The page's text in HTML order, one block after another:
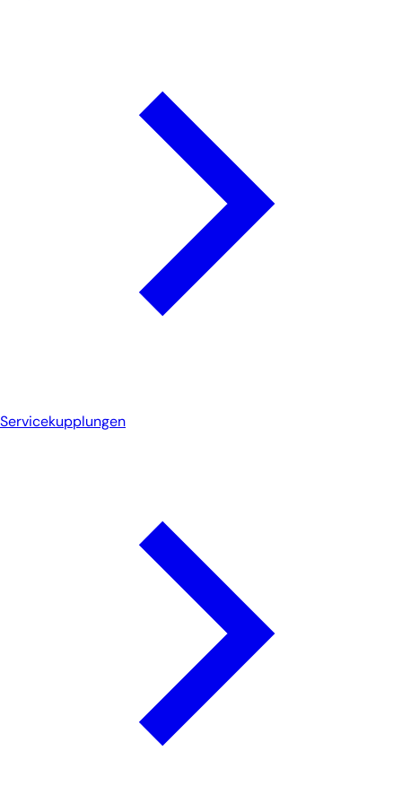
Servicekupplungen